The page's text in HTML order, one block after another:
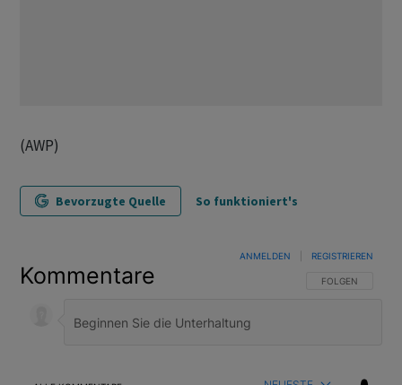
(AWP)
Bevorzugte Quelle So funktioniert's
Kommentare FOLGE DIESER
FOLGEN
ANMELDEN REGISTRIEREN